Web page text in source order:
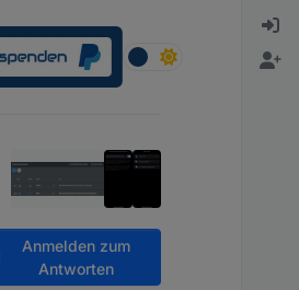
Anmelden zum
Antworten